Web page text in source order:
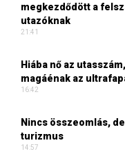
megkezdődött a
utazóknak
21:41
Hiába nő az
magáénak az
16:42
Nincs összeomlás,
turizmus
14:57